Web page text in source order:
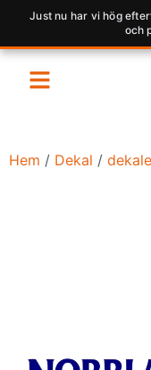
Just nu har vi hög
och
Hem / Dekal /